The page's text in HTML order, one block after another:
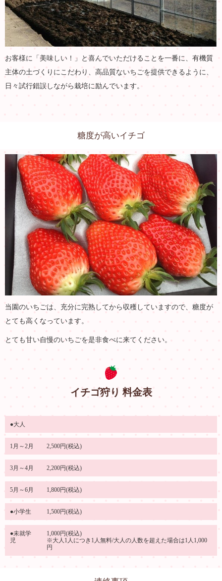
お客様に「美味しい！」と喜んでいただけることを一番に、有機質
主体の土づくりにこだわり、高品質ないちごを提供できるように、
日々試行錯誤しながら栽培に励んでいます。
糖度が高いイチゴ
当園のいちごは、充分に完熟してから収穫していますので、糖度が
とても高くなっています。
とても甘い自慢のいちごを是非食べに来てください。
イチゴ狩り 料金表
●大人
1月～2月 2,500円(税込)
3月～4月 2,200円(税込)
5月～6月 1,800円(税込)
●小学生 1,500円(税込)
●未就学
児
1,000円(税込)
※大人1人につき1人無料/大人の人数を超えた場合は1人1,000
円